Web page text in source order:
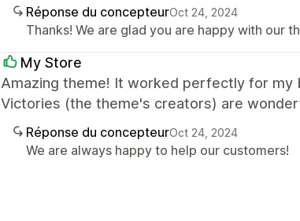
Réponse du concepteurOct 24, 2024
Thanks! We are glad you are happy with our
My Store
Amazing theme! It worked perfectly for my
Victories (the theme's creators) are
Réponse du concepteurOct 24, 2024
We are always happy to help our customers!